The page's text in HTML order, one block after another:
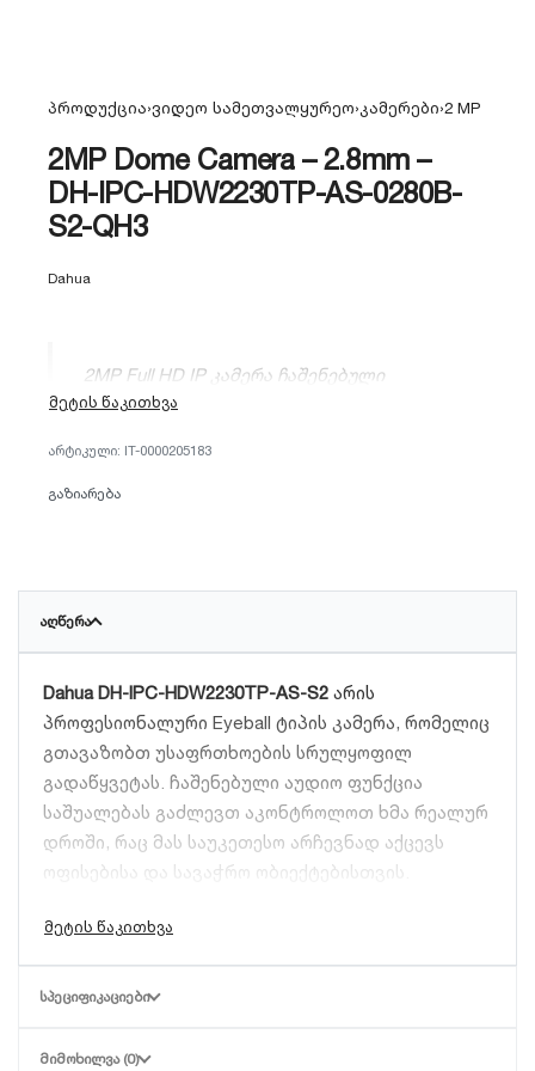
პროდუქცია›ვიდეო სამეთვალყურეო› კამერები›2 MP
2MP Dome Camera – 2.8mm –
DH-IPC-HDW2230TP-AS-0280B-
S2-QH3
Dahua
2MP Full HD IP კამერა ჩაშენებული
მიკროფონითა და MicroSD სლოტით (256GB).
ღამის ხედვითა და IP67 დაცვით. იდეალურია
აუდიო-ვიდეო მონიტორინგისთვის.
IT-0000205183
გაზიარება
ᲐᲦᲬᲔᲠᲐ
Dahua DH-IPC-HDW2230TP-AS-S2 არის
პროფესიონალური Eyeball ტიპის კამერა, რომელიც
გთავაზობთ უსაფრთხოების სრულყოფილ
გადაწყვეტას. ჩაშენებული აუდიო ფუნქცია
საშუალებას გაძლევთ აკონტროლოთ ხმა რეალურ
დროში, რაც მას საუკეთესო არჩევნად აქცევს
ოფისებისა და სავაჭრო ობიექტებისთვის.
ძირითადი უპირატესობები:
მკვეთრ და დეტალურ გამოსახულებას
ჩაშენებული მიკროფონი:
ᲡᲞᲔᲪᲘᲤᲘᲙᲐᲪᲘᲔᲑᲘ
ᲛᲘᲛᲝᲮᲘᲚᲕᲐ (0)